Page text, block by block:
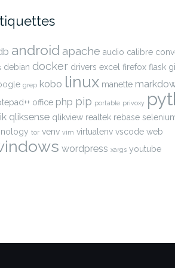
android apache audio calibre
debian docker drivers excel firefox flask
grep kobo linux manette
office php pip portable privoxy
qliksense qlikview realtek rebase
tor venv vim virtualenv vscode web
wordpress xargs youtube